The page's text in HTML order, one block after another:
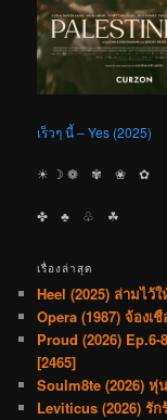
เร็วๆ นี้ – Yes (2025)
☀︎ ☽ ❁ ✾ ❀ ✿
✤ ♣︎ ♧ ☘︎
เรื่องล่าสุด
Heel (2025) ล่ามไว้
Opera (1987) จ้องเ
Proud (2026)
[2465]
Soulm8te (2026) หุ่
Leviticus (2026) รัก